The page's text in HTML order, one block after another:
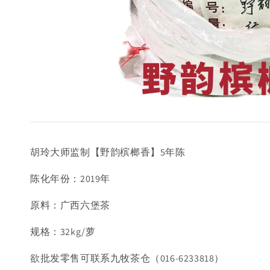
胡玲大师监制【野韵槟榔香】5年陈
陈化年份：2019年
原料：广西六堡茶
规格：32kg/萝
欲批发零售可联系九牧茶仓（016-6233818）